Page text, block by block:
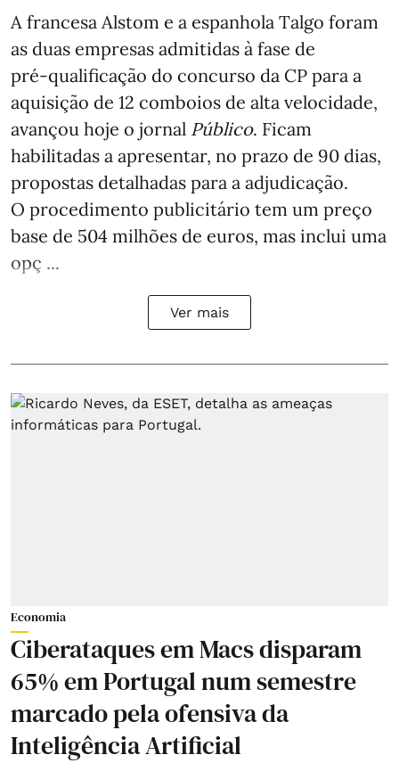
A francesa Alstom e a espanhola Talgo foram
as duas empresas admitidas à fase de
pré‑qualificação do concurso da CP para a
aquisição de 12 comboios de alta velocidade,
avançou hoje o jornal Público. Ficam
habilitadas a apresentar, no prazo de 90 dias,
propostas detalhadas para a adjudicação.
O procedimento publicitário tem um preço
base de 504 milhões de euros, mas inclui uma
opç ...
Ver mais
Economia
Ciberataques em Macs disparam
65% em Portugal num semestre
marcado pela ofensiva da
Inteligência Artificial